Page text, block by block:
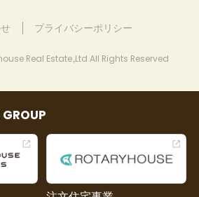
プライバシーポリシー
Real Estate.,Ltd All Rights Reserved